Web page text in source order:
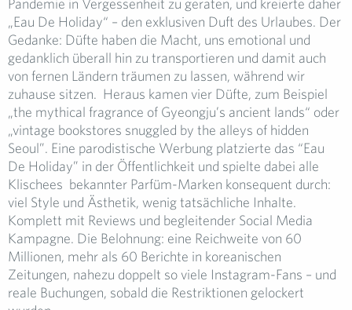
Pandemie in Vergessenheit zu geraten, und kreierte daher
„Eau De Holiday“ – den exklusiven Duft des Urlaubes. Der
Gedanke: Düfte haben die Macht, uns emotional und
gedanklich überall hin zu transportieren und damit auch
von fernen Ländern träumen zu lassen, während wir
zuhause sitzen. Heraus kamen vier Düfte, zum Beispiel
„the mythical fragrance of Gyeongju’s ancient lands“ oder
„vintage bookstores snuggled by the alleys of hidden
Seoul”. Eine parodistische Werbung platzierte das “Eau
De Holiday” in der Öffentlichkeit und spielte dabei alle
Klischees bekannter Parfüm-Marken konsequent durch:
viel Style und Ästhetik, wenig tatsächliche Inhalte.
Komplett mit Reviews und begleitender Social Media
Kampagne. Die Belohnung: eine Reichweite von 60
Millionen, mehr als 60 Berichte in koreanischen
Zeitungen, nahezu doppelt so viele Instagram-Fans – und
reale Buchungen, sobald die Restriktionen gelockert